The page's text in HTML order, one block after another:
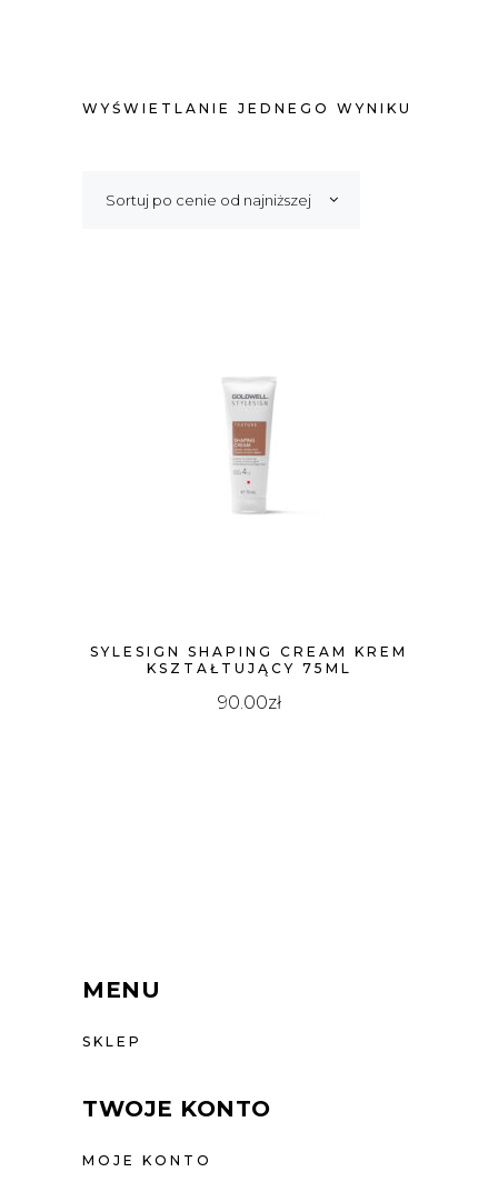
WYŚWIETLANIE JEDNEGO WYNIKU
Sortuj po cenie od najniższej
SYLESIGN SHAPING CREAM KREM
KSZTAŁTUJĄCY 75ML
90.00zł
MENU
SKLEP
TWOJE KONTO
MOJE KONTO